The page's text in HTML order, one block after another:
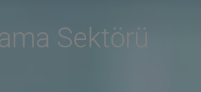
Sektörü